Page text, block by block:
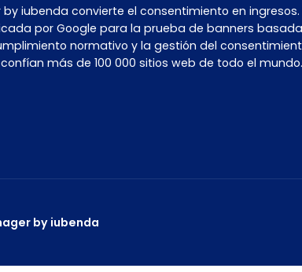
iubenda convierte el consentimiento en ingresos.
por Google para la prueba de banners basada
normativo y la gestión del
más de 100 000 sitios web de todo el mundo.
by iubenda